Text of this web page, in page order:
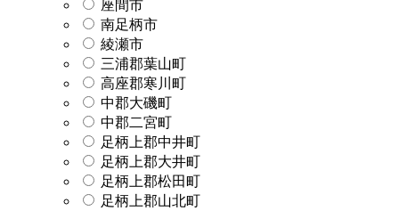
座間市
南足柄市
綾瀬市
三浦郡葉山町
高座郡寒川町
中郡大磯町
中郡二宮町
足柄上郡中井町
足柄上郡大井町
足柄上郡松田町
足柄上郡山北町